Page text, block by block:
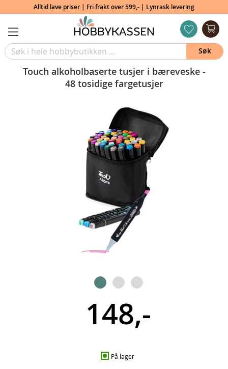
Alltid lave priser | Fri frakt over 599,- | Lynrask levering
Touch alkoholbaserte tusjer i bæreveske -
48 tosidige fargetusjer
148,-
På lager
Søk
ønskeliste